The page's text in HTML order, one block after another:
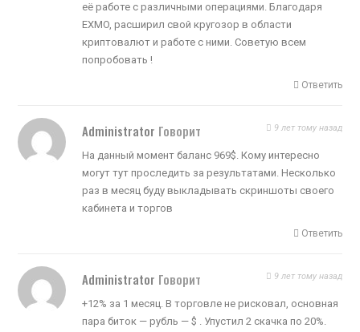
её работе с различными операциями. Благодаря
EXMO, расширил свой кругозор в области
криптовалют и работе с ними. Советую всем
попробовать !
Ответить
Administrator Говорит 9 лет тому назад
На данный момент баланс 969$. Кому интересно
могут тут проследить за результатами. Несколько
раз в месяц буду выкладывать скриншоты своего
кабинета и торгов
Ответить
Administrator Говорит 9 лет тому назад
+12% за 1 месяц. В торговле не рисковал, основная
пара биток — рубль — $ . Упустил 2 скачка по 20%.